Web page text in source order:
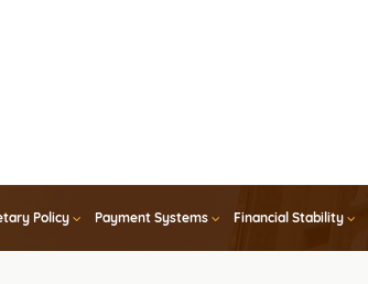
Policy Payment Systems Financial Stability